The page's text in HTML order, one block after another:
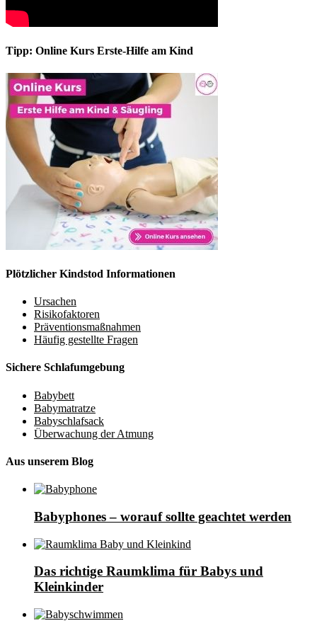
Tipp: Online Kurs Erste-Hilfe am Kind
Plötzlicher Kindstod Informationen
Ursachen
Risikofaktoren
Präventionsmaßnahmen
Häufig gestellte Fragen
Sichere Schlafumgebung
Babybett
Babymatratze
Babyschlafsack
Überwachung der Atmung
Aus unserem Blog
Babyphones – worauf sollte geachtet werden
Das richtige Raumklima für Babys und
Kleinkinder